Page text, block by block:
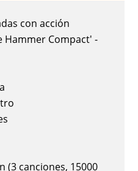
con acción
Hammer Compact' -
(3 canciones, 15000